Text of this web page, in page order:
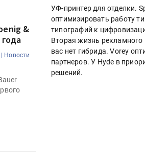
&
Новости
УФ-принтер для отделки.
оптимизировать работу
типографий к
Вторая жизнь рекламного
вас нет гибрида. Vorey
партнеров. У Hyde в
решений.